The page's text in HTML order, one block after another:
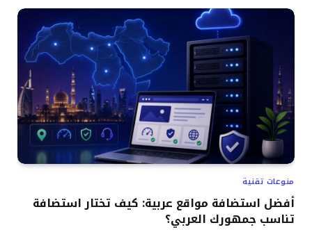
منوعات تقنية
أفضل استضافة مواقع عربية: كيف تختار استضافة
تناسب جمهورك العربي؟